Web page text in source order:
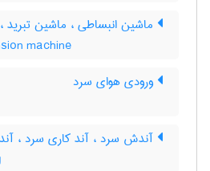
ماشین انبساطی ، ماشین تبرید
machine
ورودی هوای سرد
آندش سرد ، آند کاری سرد ، آند